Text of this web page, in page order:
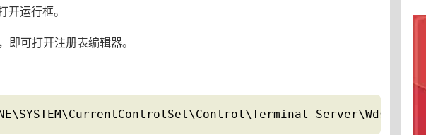
运行框。
即可打开注册表编辑器。